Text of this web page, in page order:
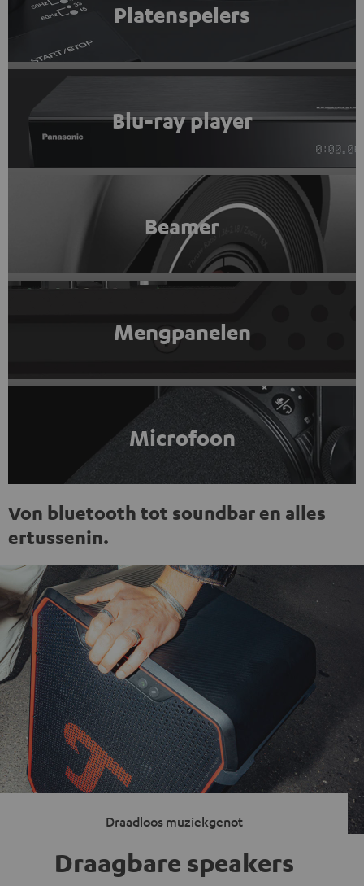
Platenspelers
Blu-ray player
Beamer
Mengpanelen
Microfoon
Von bluetooth tot soundbar en alles
ertussenin.
Draadloos muziekgenot
Draagbare speakers